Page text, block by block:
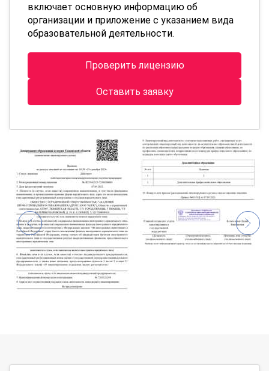
включает основную информацию об
организации и приложение с указанием вида
образовательной деятельности.
Проверить лицензию
Оставить заявку